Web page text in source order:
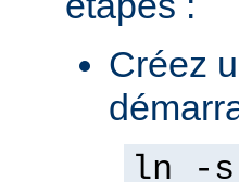
Créez
ln -